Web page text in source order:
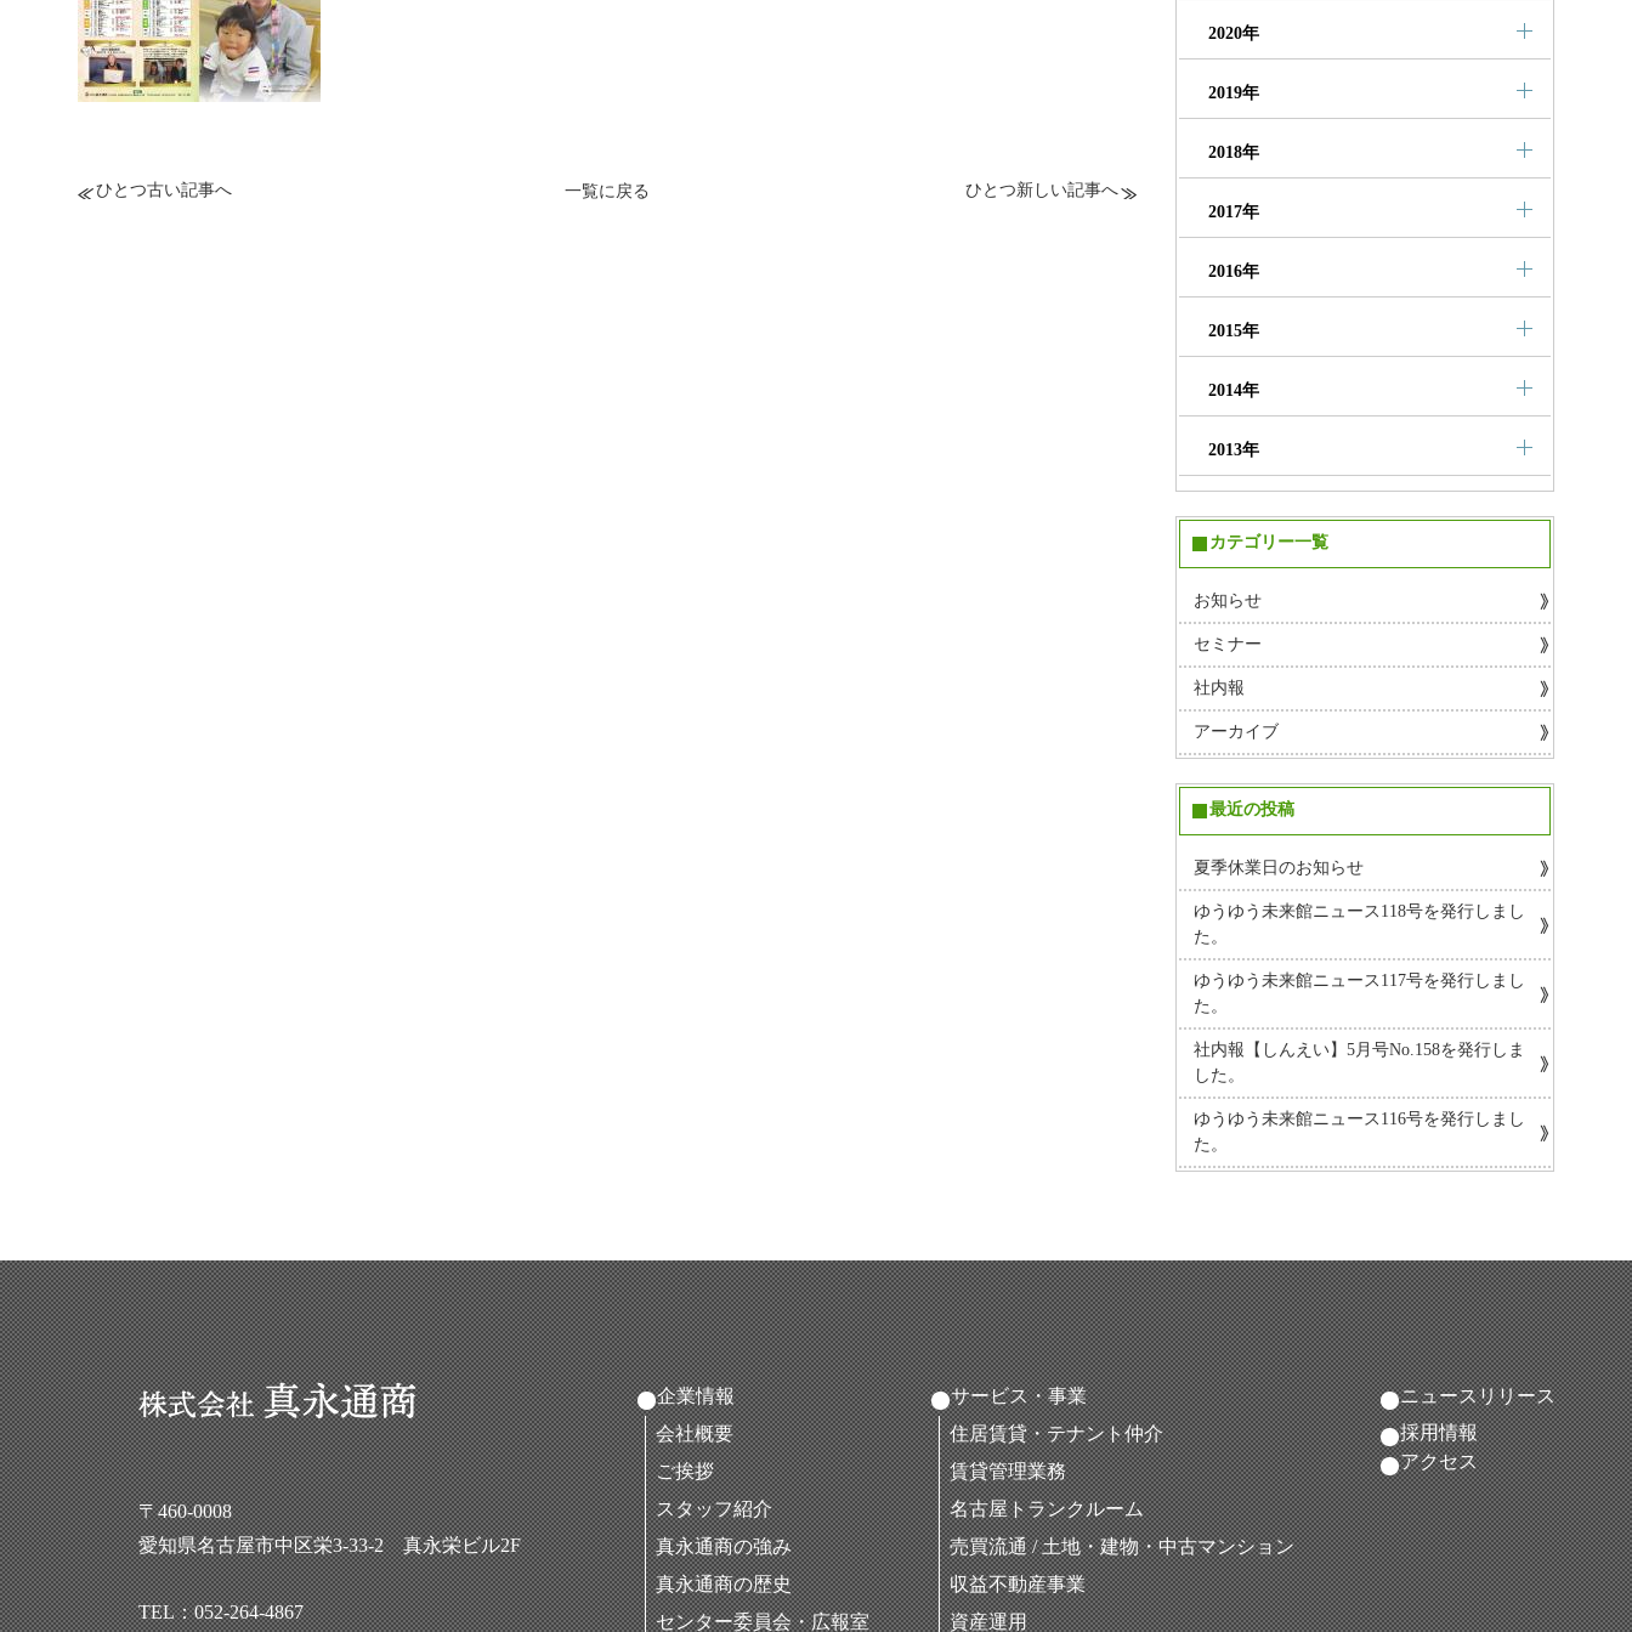
ひとつ古い記事へ 一覧に戻る ひとつ新しい記事へ
2020年
2019年
2018年
2017年
2016年
2015年
2014年
2013年
カテゴリー一覧
お知らせ
セミナー
社内報
アーカイブ
最近の投稿
夏季休業日のお知らせ
ゆうゆう未来館ニュース118号を発行しまし
た。
ゆうゆう未来館ニュース117号を発行しまし
た。
社内報【しんえい】5月号No.158を発行しま
した。
ゆうゆう未来館ニュース116号を発行しまし
た。
〒460-0008
愛知県名古屋市中区栄3-33-2 真永栄ビル2F
TEL：052-264-4867
企業情報
会社概要
ご挨拶
スタッフ紹介
真永通商の強み
真永通商の歴史
センター委員会・広報室
サービス・事業
住居賃貸・テナント仲介
賃貸管理業務
名古屋トランクルーム
売買流通 / 土地・建物・中古マンション
収益不動産事業
資産運用
ニュースリリース
採用情報
アクセス